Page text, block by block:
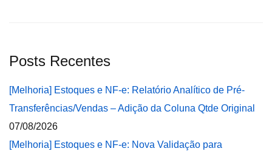
Posts Recentes
[Melhoria] Estoques e NF-e: Relatório Analítico de Pré-
Transferências/Vendas – Adição da Coluna Qtde Original
07/08/2026
[Melhoria] Estoques e NF-e: Nova Validação para